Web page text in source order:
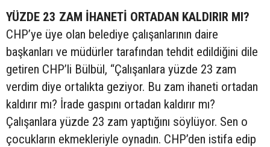
YÜZDE 23 ZAM İHANETİ ORTADAN KALDIRIR MI?
CHP’ye üye olan belediye çalışanlarının daire
başkanları ve müdürler tarafından tehdit edildiğini dile
getiren CHP’li Bülbül, “Çalışanlara yüzde 23 zam
verdim diye ortalıkta geziyor. Bu zam ihaneti ortadan
kaldırır mı? İrade gaspını ortadan kaldırır mı?
Çalışanlara yüzde 23 zam yaptığını söylüyor. Sen o
çocukların ekmekleriyle oynadın. CHP’den istifa edip